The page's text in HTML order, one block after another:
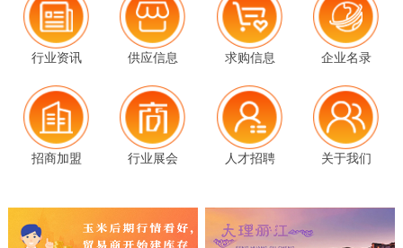
行业资讯 供应信息 求购信息 企业名录
招商加盟 行业展会 人才招聘 关于我们